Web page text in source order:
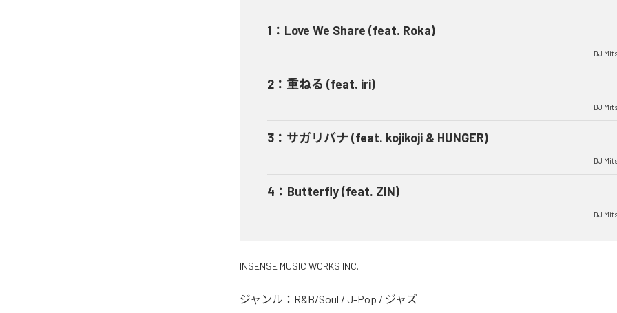
1 ： Love We Share (feat. Roka)
DJ
2 ： 重ねる (feat. iri)
DJ
3 ： サガリバナ (feat. kojikoji & HUNGER)
DJ
4 ： Butterfly (feat. ZIN)
DJ
INSENSE MUSIC WORKS INC.
ジャンル： R&B/Soul / J-Pop / ジャズ